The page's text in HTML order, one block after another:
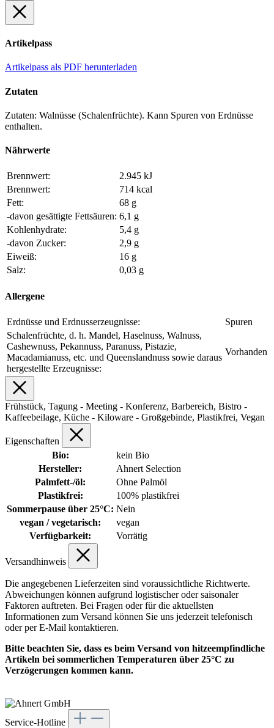
Artikelpass
Artikelpass als PDF herunterladen
Zutaten
Zutaten: Walnüsse (Schalenfrüchte). Kann Spuren von Erdnüsse
enthalten.
Nährwerte
Brennwert:
2.945 kJ
Brennwert:
714 kcal
Fett:
68 g
-davon gesättigte Fettsäuren: 6,1 g
Kohlenhydrate:
5,4 g
-davon Zucker:
2,9 g
Eiweiß:
16 g
Salz:
0,03 g
Allergene
Erdnüsse und Erdnusserzeugnisse:
Spuren
Schalenfrüchte, d. h. Mandel, Haselnuss, Walnuss,
Cashewnuss, Pekannuss, Paranuss, Pistazie,
Macadamianuss, etc. und Queenslandnuss sowie daraus
hergestellte Erzeugnisse:
Vorhanden
Frühstück, Tagung - Meeting - Konferenz, Barbereich, Bistro -
Kaffeebeilage, Küche - Kiloware - Großgebinde, Plastikfrei, Vegan
Eigenschaften
Bio:
kein Bio
Hersteller:
Ahnert Selection
Palmfett-/öl:
Ohne Palmöl
Plastikfrei:
100% plastikfrei
Sommerpause über 25°C: Nein
vegan / vegetarisch:
vegan
Verfügbarkeit:
Vorrätig
Versandhinweis
Die angegebenen Lieferzeiten sind voraussichtliche Richtwerte.
Abweichungen können aufgrund logistischer oder saisonaler
Faktoren auftreten. Bei Fragen oder für die aktuellsten
Informationen zum Versand können Sie uns jederzeit telefonisch
oder per E-Mail kontaktieren.
Bitte beachten Sie, dass es beim Versand von hitzeempfindliche
Artikeln bei sommerlichen Temperaturen über 25°C zu
Verzögerungen kommen kann.
Service-Hotline